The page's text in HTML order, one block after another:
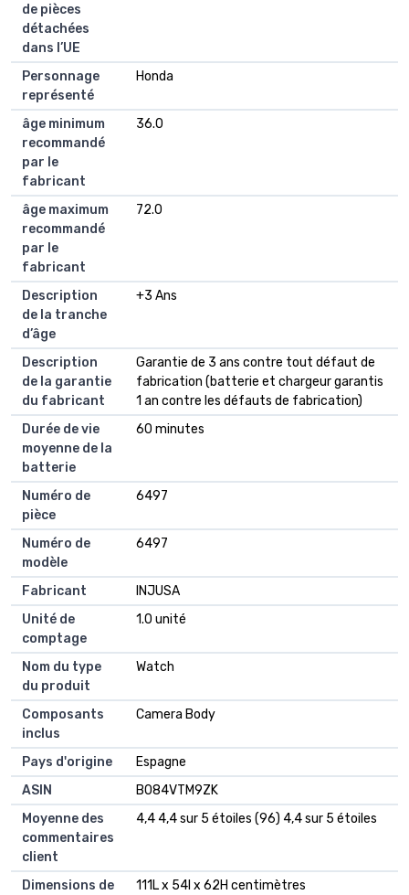
de pièces
détachées
dans l’UE
Personnage
représenté
Honda
âge minimum
recommandé
par le
fabricant
36.0
âge maximum
recommandé
par le
fabricant
72.0
Description
de la tranche
d’âge
+3 Ans
Description
de la garantie
du fabricant
Garantie de 3 ans contre tout défaut de
fabrication (batterie et chargeur garantis
1 an contre les défauts de fabrication)
Durée de vie
moyenne de la
batterie
60 minutes
Numéro de
pièce
6497
Numéro de
modèle
6497
Fabricant
INJUSA
Unité de
comptage
1.0 unité
Nom du type
du produit
Watch
Composants
inclus
Camera Body
Pays d'origine
Espagne
ASIN
B084VTM9ZK
Moyenne des
commentaires
client
4,4 4,4 sur 5 étoiles (96) 4,4 sur 5 étoiles
Dimensions de
111L x 54l x 62H centimètres